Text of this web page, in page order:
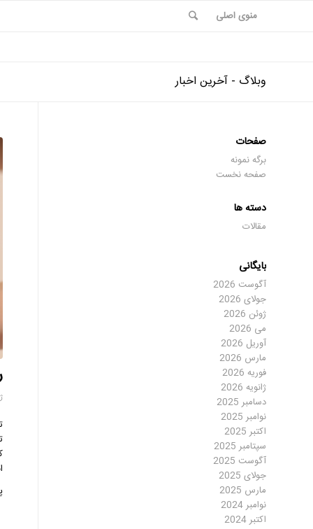
منوی اصلی
وبلاگ - آخرین اخبار
صفحات
برگه نمونه
صفحه نخست
دسته ها
مقالات
بایگانی
آگوست 2026
جولای 2026
ژوئن 2026
می 2026
آوریل 2026
مارس 2026
فوریه 2026
ژانویه 2026
دسامبر 2025
نوامبر 2025
اکتبر 2025
سپتامبر 2025
آگوست 2025
جولای 2025
مارس 2025
نوامبر 2024
اکتبر 2024